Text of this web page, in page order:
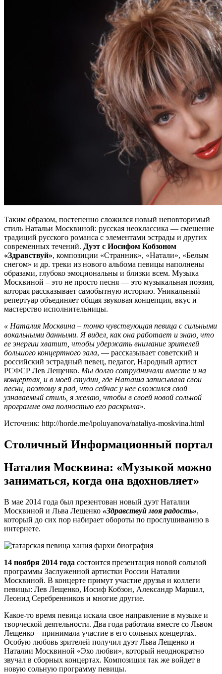
Таким образом, постепенно сложился новый неповторимый
стиль Натальи Москвиной: русская неоклассика — смешение
традиций русского романса с элементами эстрады и других
современных течений. Дуэт с Иосифом Кобзоном
«Здравствуй», композиции «Странник», «Натали», «Белым
снегом» и др. треки из нового альбома певицы наполнены
образами, глубоко эмоциональны и близки всем. Музыка
Москвиной – это не просто песня — это музыкальная поэзия,
которая рассказывает самобытную историю. Уникальный
репертуар объединяет общая звуковая концепция, вкус и
мастерство исполнительницы.
« Наталия Москвина – тонко чувствующая певица с сильными
вокальными данными. Я видел, как она работает и знаю, что
ее энергии хватит, чтобы удержать внимание зрителей
большого концертного зала, — рассказывает советский и
российский эстрадный певец, педагог, Народный артист
РСФСР Лев Лещенко. Мы долго сотрудничали вместе и на
концертах, и в моей студии, где Наташа записывала свои
песни, поэтому я рад, что сейчас у нее сложился свой
узнаваемый стиль, я желаю, чтобы в своей новой сольной
программе она полностью его раскрыла».
Источник: http://horde.me/ipoluyanova/nataliya-moskvina.html
Столичный Информационный портал
Наталия Москвина: «Музыкой можно
заниматься, когда она вдохновляет»
В мае 2014 года был презентован новый дуэт Наталии
Москвиной и Льва Лещенко «Здравствуй моя радость»,
который до сих пор набирает обороты по прослушиванию в
интернете.
14 ноября 2014 года состоится презентация новой сольной
программы Заслуженной артистки России Наталии
Москвиной. В концерте примут участие друзья и коллеги
певицы: Лев Лещенко, Иосиф Кобзон, Александр Маршал,
Леонид Серебренников и многие другие.
Какое-то время певица искала свое направление в музыке и
творческой деятельности. Два года работала вместе со Львом
Лещенко – принимала участие в его сольных концертах.
Особую любовь зрителей получил дуэт Льва Лещенко и
Наталии Москвиной «Эхо любви», который неоднократно
звучал в сборных концертах. Композиция так же войдет в
новую сольную программу певицы.